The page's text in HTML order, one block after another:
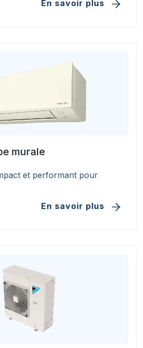
En savoir plus
murale
et performant pour
En savoir plus